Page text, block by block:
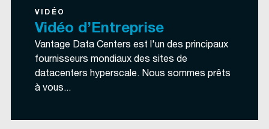
VIDÉO
Vidéo d’Entreprise
Vantage Data Centers est l'un des principaux
fournisseurs mondiaux des sites de
datacenters hyperscale. Nous sommes prêts
à vous...